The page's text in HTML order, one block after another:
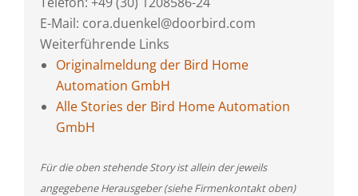
E-Mail: cora.duenkel@doorbird.com
Weiterführende Links
Originalmeldung der Bird Home
Automation GmbH
Alle Stories der Bird Home Automation
GmbH
Für die oben stehende Story ist allein der jeweils
angegebene Herausgeber (siehe Firmenkontakt oben)